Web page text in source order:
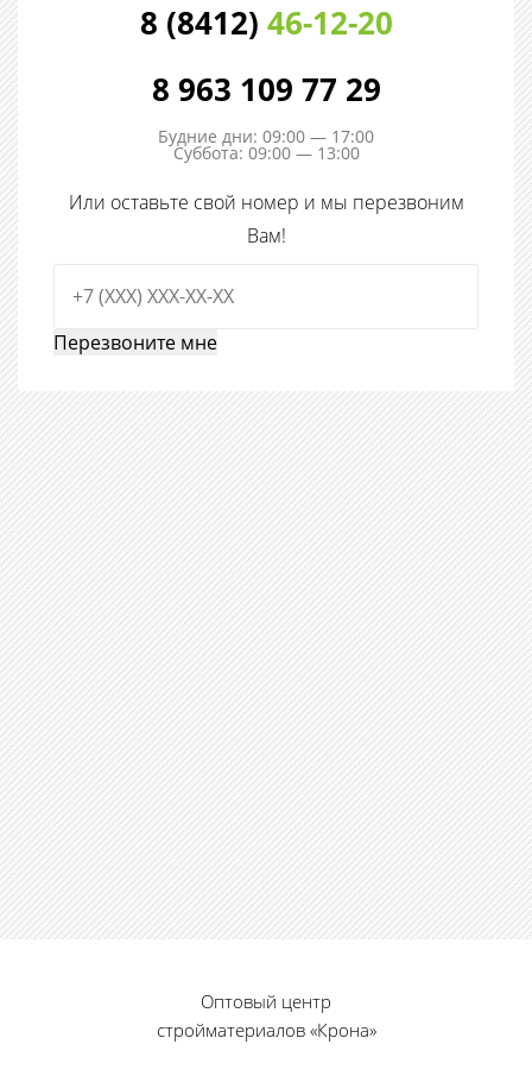
8 (8412) 46-12-20
8 963 109 77 29
Будние дни: 09:00 — 17:00
Суббота: 09:00 — 13:00
Или оставьте свой номер и мы перезвоним
Вам!
Оптовый центр
стройматериалов «Крона»